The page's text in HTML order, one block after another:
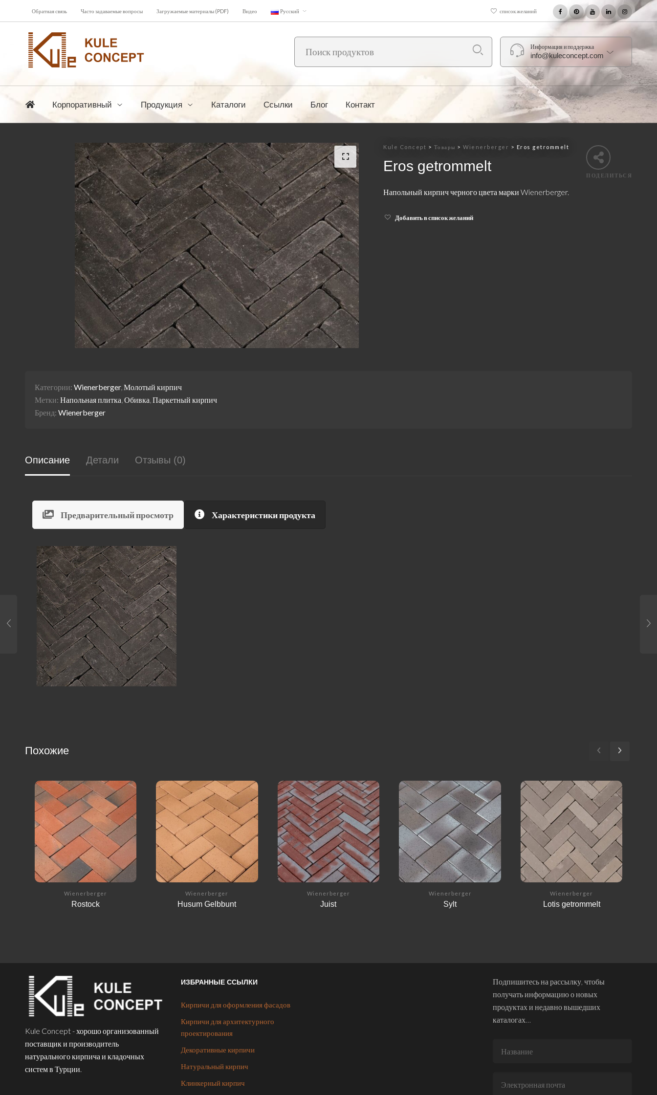
Обратная связь Часто задаваемые вопросы Загружаемые материалы (PDF) Видео Русский список желаний
Информация и поддержка
info@kuleconcept.com
Корпоративный Продукция Каталоги Ссылки Блог Контакт
ПОДЕЛИТЬСЯ
Kule Concept > Товары >Wienerberger > Eros getrommelt
Eros getrommelt
Напольный кирпич черного цвета марки Wienerberger.
Добавить в список желаний
Категории: Wienerberger,Молотый кирпич
Метки: Напольная плитка,Обивка,Паркетный кирпич
Бренд: Wienerberger
Описание Детали Отзывы (0)
Предварительный просмотр Характеристики продукта
Похожие
Wienerberger
Rostock
Wienerberger
Husum Gelbbunt
Wienerberger
Juist
Wienerberger
Sylt
Wienerberger
Lotis getrommelt
Kule Concept - хорошо организованный
поставщик и производитель
натурального кирпича и кладочных
систем в Турции.
ИЗБРАННЫЕ ССЫЛКИ
Кирпичи для оформления фасадов
Кирпичи для архитектурного
проектирования
Декоративные кирпичи
Натуральный кирпич
Клинкерный кирпич
Подпишитесь на рассылку, чтобы
получать информацию о новых
продуктах и недавно вышедших
каталогах…